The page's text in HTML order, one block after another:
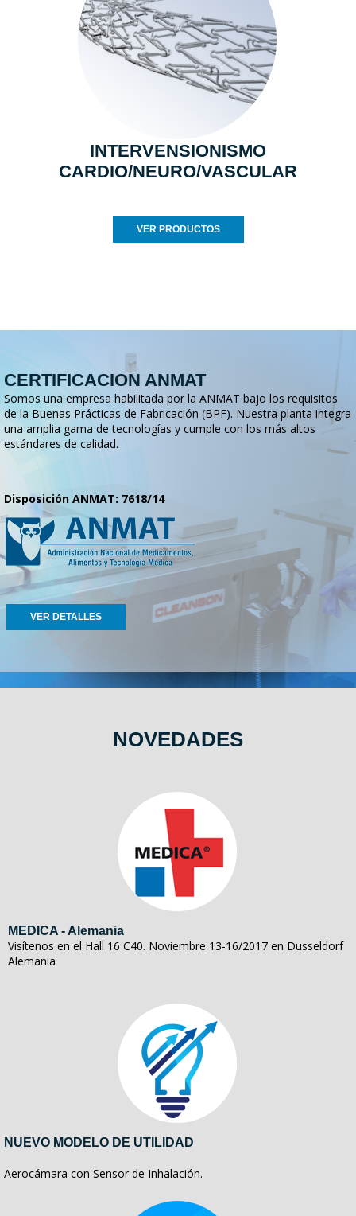
INTERVENSIONISMO
CARDIO/NEURO/VASCULAR
VER PRODUCTOS
CERTIFICACION ANMAT
Somos una empresa habilitada por la ANMAT bajo los requisitos
de la Buenas Prácticas de Fabricación (BPF). Nuestra planta integra
una amplia gama de tecnologías y cumple con los más altos
estándares de calidad.
Disposición ANMAT: 7618/14
VER DETALLES
NOVEDADES
MEDICA - Alemania
Visítenos en el Hall 16 C40. Noviembre 13-16/2017 en Dusseldorf
Alemania
NUEVO MODELO DE UTILIDAD
Aerocámara con Sensor de Inhalación.